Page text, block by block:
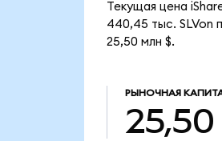
Текущая цена
440,45 тыс. SLVon
25,50 млн $.
РЫНОЧНАЯ
25,50